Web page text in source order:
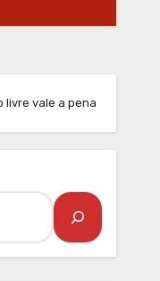
livre vale a pena